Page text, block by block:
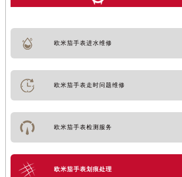
欧米茄手表进水维修
欧米茄手表走时问题维修
欧米茄手表检测服务
欧米茄手表划痕处理